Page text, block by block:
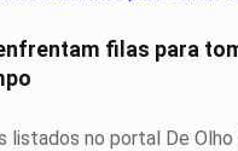
filas para
listados no portal De Olho